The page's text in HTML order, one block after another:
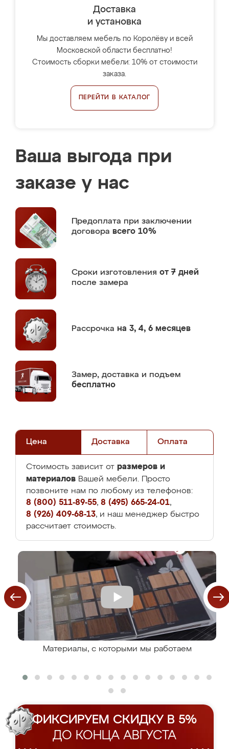
Доставка
и установка
Мы доставляем мебель по Королёву и всей
Московской области бесплатно!
Стоимость сборки мебели: 10% от стоимости
заказа.
ПЕРЕЙТИ В КАТАЛОГ
Ваша выгода при
заказе у нас
Предоплата при заключении
договора всего 10%
Сроки изготовления от 7 дней
после замера
Рассрочка на 3, 4, 6 месяцев
Замер, доставка и подъем
бесплатно
Цена Доставка Оплата
Стоимость зависит от размеров и
материалов Вашей мебели. Просто
позвоните нам по любому из телефонов:
8 (800) 511-89-55, 8 (495) 665-24-01,
8 (926) 409-68-13, и наш менеджер быстро
рассчитает стоимость.
Материалы, с которыми мы работаем
ФИКСИРУЕМ СКИДКУ В 5%
ДО КОНЦА АВГУСТА